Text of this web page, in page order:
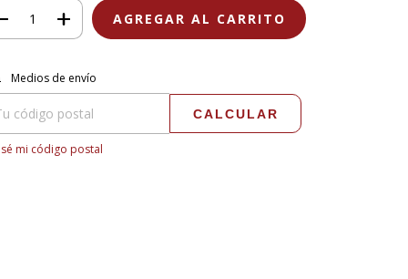
para el CP:
Medios de envío
CALCULAR
mi código postal